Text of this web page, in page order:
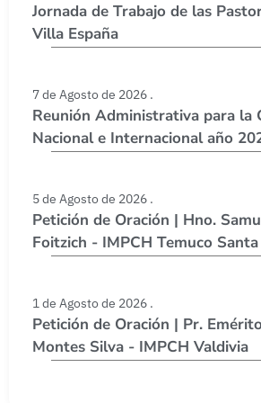
Jornada de Trabajo de las
Villa España
7 de Agosto de 2026 .
Reunión Administrativa para la
Nacional e Internacional año
5 de Agosto de 2026 .
Petición de Oración | Hno.
Foitzich - IMPCH Temuco
1 de Agosto de 2026 .
Petición de Oración | Pr.
Montes Silva - IMPCH Valdivia